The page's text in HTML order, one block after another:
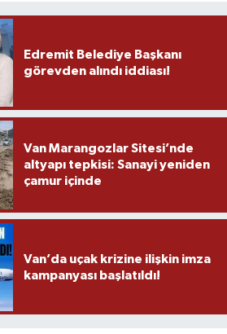
Edremit Belediye Başkanı
görevden alındı iddiası!
Van Marangozlar Sitesi’nde
altyapı tepkisi: Sanayi yeniden
çamur içinde
Van’da uçak krizine ilişkin imza
kampanyası başlatıldı!